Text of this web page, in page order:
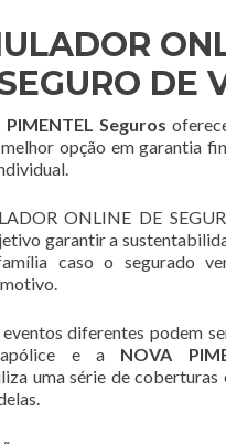
DE
PIMENTEL Seguros
opção em garantia
ONLINE DE
garantir a
caso o segurado
diferentes podem
apólice e a NOVA
uma série de coberturas